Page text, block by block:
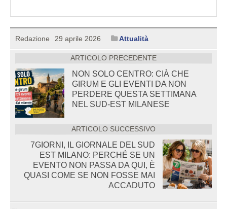
Redazione 29 aprile 2026 Attualità
ARTICOLO PRECEDENTE
NON SOLO CENTRO: CIÀ CHE
GIRUM E GLI EVENTI DA NON
PERDERE QUESTA SETTIMANA
NEL SUD-EST MILANESE
ARTICOLO SUCCESSIVO
7GIORNI, IL GIORNALE DEL SUD
EST MILANO: PERCHÉ SE UN
EVENTO NON PASSA DA QUI, È
QUASI COME SE NON FOSSE MAI
ACCADUTO